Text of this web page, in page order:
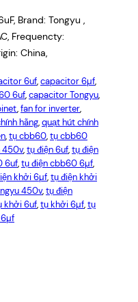
Brand: ‎Tongyu ,
Frequencty:
China,
6uf, capacitor 6µf
6uf, capacitor Tongyu
, fan for inverter
hãng, quạt hút chính
, tụ cbb60, tụ cbb60
450v, tụ điện 6uf, tụ điện
6uf, tụ điện cbb60 6µf
khởi 6µf, tụ điện khởi
450v, tụ điện
khởi 6uf, tụ khởi 6µf, tụ